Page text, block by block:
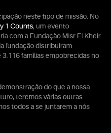
neste tipo de missão. No
1 Counts, um evento
com a Fundação Misr El Kheir.
fundação distribuíram
famílias empobrecidas no
do que a nossa
teremos várias outras
todos a se juntarem a nós